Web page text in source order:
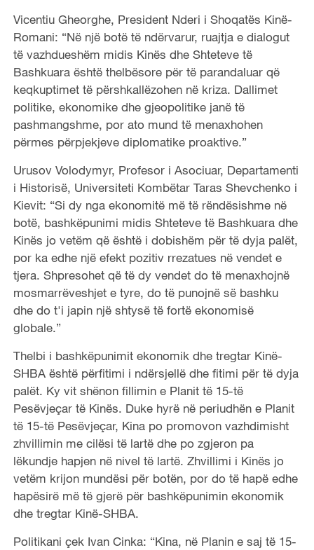
Vicentiu Gheorghe, President Nderi i Shoqatës Kinë-
Romani: “Në një botë të ndërvarur, ruajtja e dialogut
të vazhdueshëm midis Kinës dhe Shteteve të
Bashkuara është thelbësore për të parandaluar që
keqkuptimet të përshkallëzohen në kriza. Dallimet
politike, ekonomike dhe gjeopolitike janë të
pashmangshme, por ato mund të menaxhohen
përmes përpjekjeve diplomatike proaktive.”
Urusov Volodymyr, Profesor i Asociuar, Departamenti
i Historisë, Universiteti Kombëtar Taras Shevchenko i
Kievit: “Si dy nga ekonomitë më të rëndësishme në
botë, bashkëpunimi midis Shteteve të Bashkuara dhe
Kinës jo vetëm që është i dobishëm për të dyja palët,
por ka edhe një efekt pozitiv rrezatues në vendet e
tjera. Shpresohet që të dy vendet do të menaxhojnë
mosmarrëveshjet e tyre, do të punojnë së bashku
dhe do t'i japin një shtysë të fortë ekonomisë
globale.”
Thelbi i bashkëpunimit ekonomik dhe tregtar Kinë-
SHBA është përfitimi i ndërsjellë dhe fitimi për të dyja
palët. Ky vit shënon fillimin e Planit të 15-të
Pesëvjeçar të Kinës. Duke hyrë në periudhën e Planit
të 15-të Pesëvjeçar, Kina po promovon vazhdimisht
zhvillimin me cilësi të lartë dhe po zgjeron pa
lëkundje hapjen në nivel të lartë. Zhvillimi i Kinës jo
vetëm krijon mundësi për botën, por do të hapë edhe
hapësirë ​​më të gjerë për bashkëpunimin ekonomik
dhe tregtar Kinë-SHBA.
Politikani çek Ivan Cinka: “Kina, në Planin e saj të 15-